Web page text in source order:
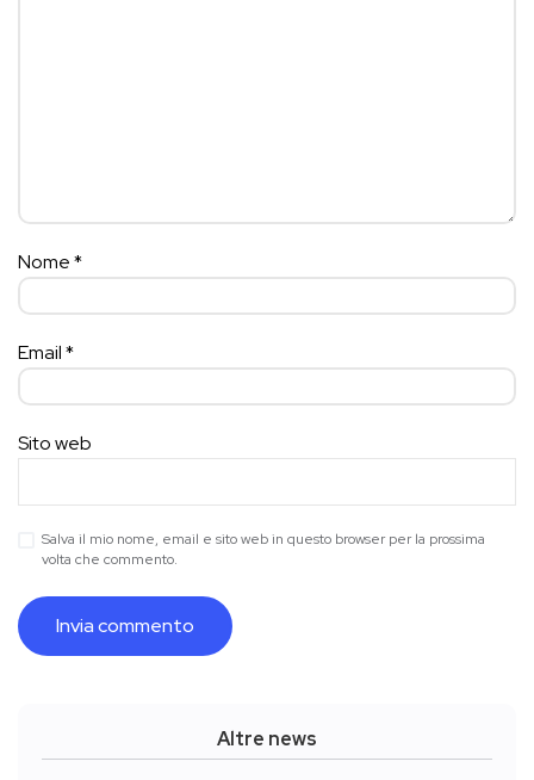
Nome*
Email*
Sito web
Salva il mio nome, email e sito web in questo browser per la prossima
volta che commento.
Altre news